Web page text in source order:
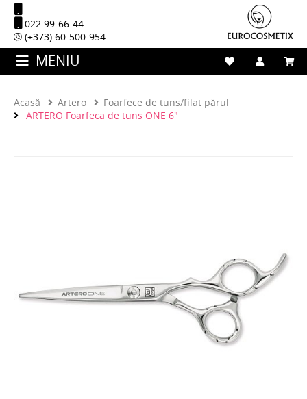
022 99-66-44
(+373) 60-500-954
MENIU
Acasă Artero
Foarfece de tuns/filat părul
ARTERO Foarfeca de tuns ONE 6"